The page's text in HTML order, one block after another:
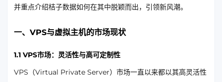
并重点介绍桔子数据如何在其中脱颖而出，引领新风潮。
一、VPS与虚拟主机的市场现状
1.1 VPS市场：灵活性与高可定制性
VPS（Virtual Private Server）市场一直以来都以其高灵活性